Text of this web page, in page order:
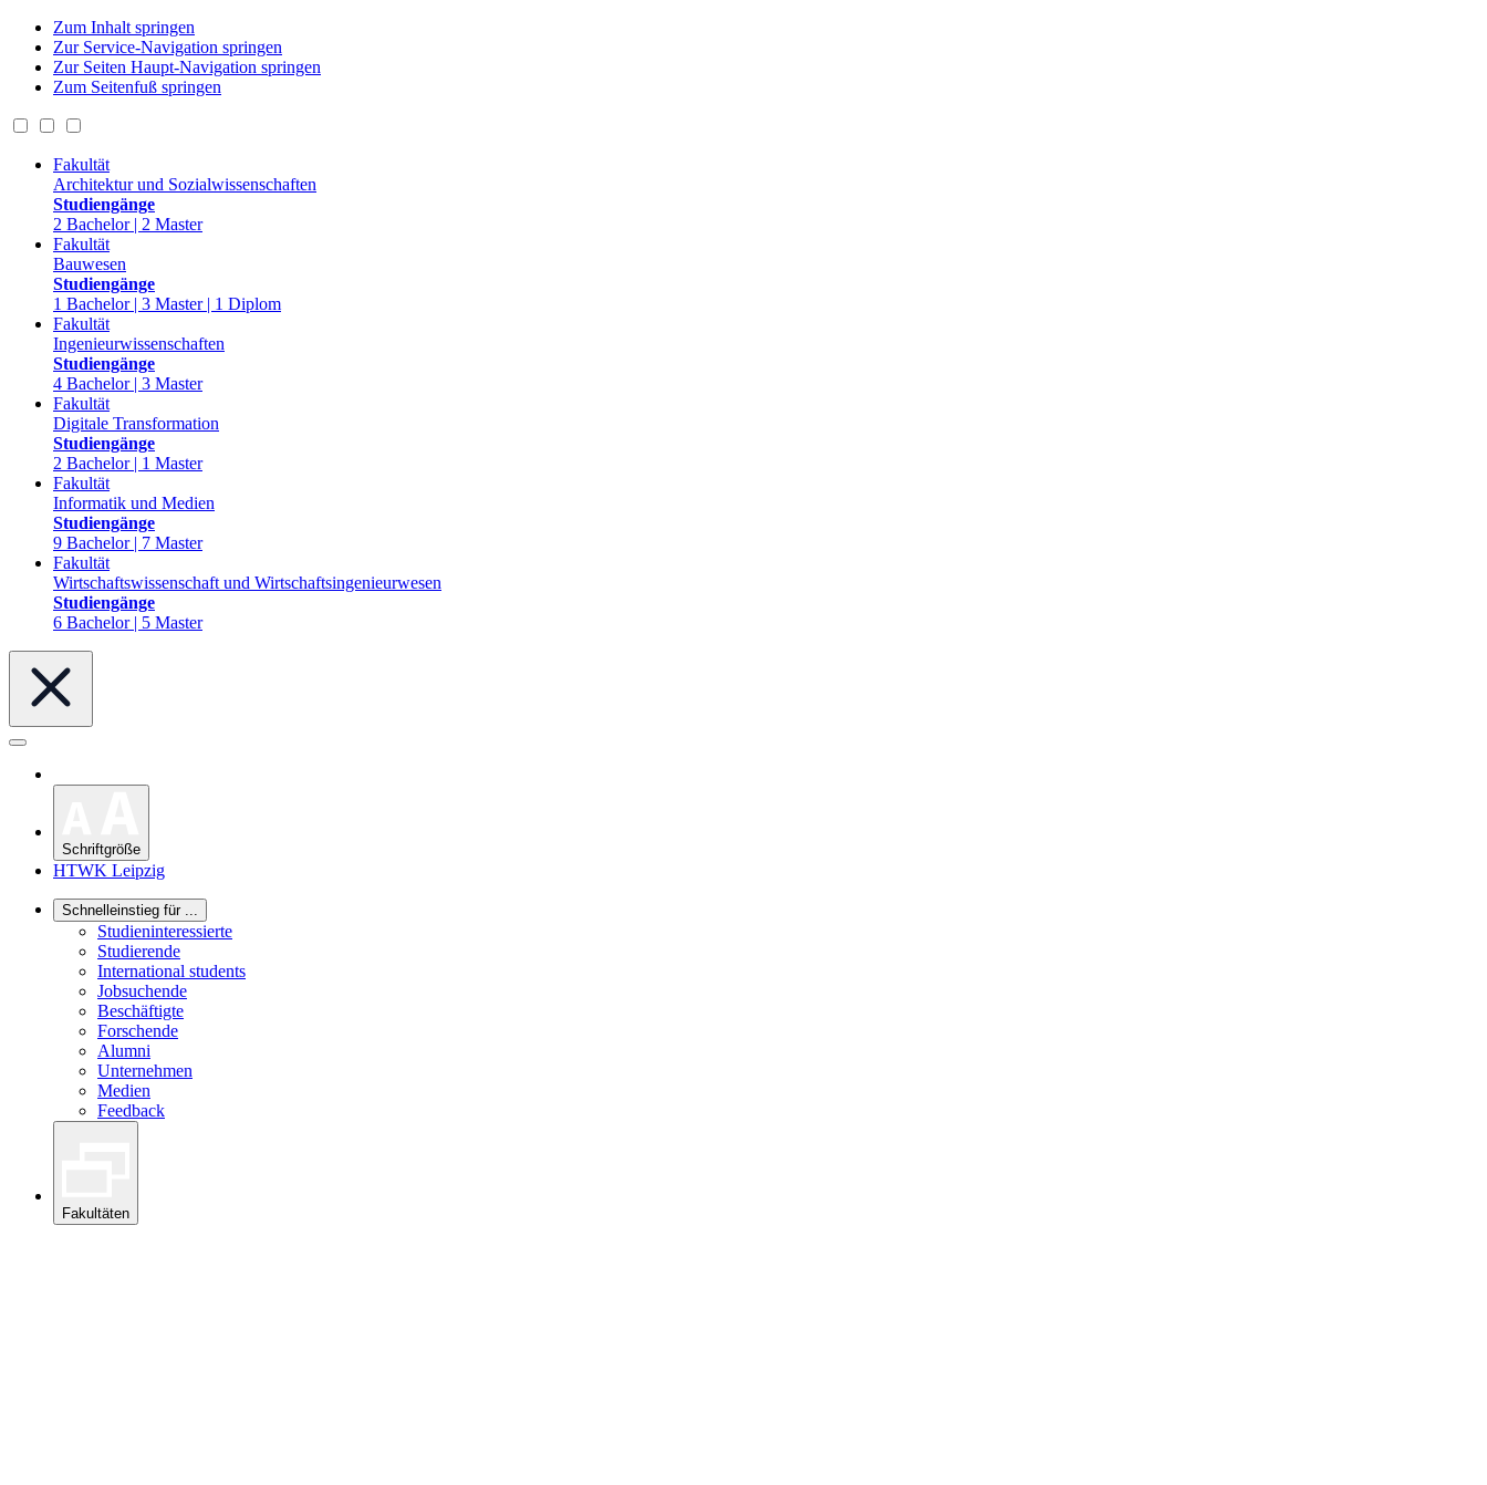
Zum Inhalt springen
Zur Service-Navigation springen
Zur Seiten Haupt-Navigation springen
Zum Seitenfuß springen
Fakultät
Architektur und Sozialwissenschaften
Studiengänge
2 Bachelor | 2 Master
Fakultät
Bauwesen
Studiengänge
1 Bachelor | 3 Master | 1 Diplom
Fakultät
Ingenieurwissenschaften
Studiengänge
4 Bachelor | 3 Master
Fakultät
Digitale Transformation
Studiengänge
2 Bachelor | 1 Master
Fakultät
Informatik und Medien
Studiengänge
9 Bachelor | 7 Master
Fakultät
Wirtschaftswissenschaft und Wirtschaftsingenieurwesen
Studiengänge
6 Bachelor | 5 Master
Schriftgröße
HTWK Leipzig
Schnelleinstieg für ...
Studieninteressierte
Studierende
International students
Jobsuchende
Beschäftigte
Forschende
Alumni
Unternehmen
Medien
Feedback
Fakultäten